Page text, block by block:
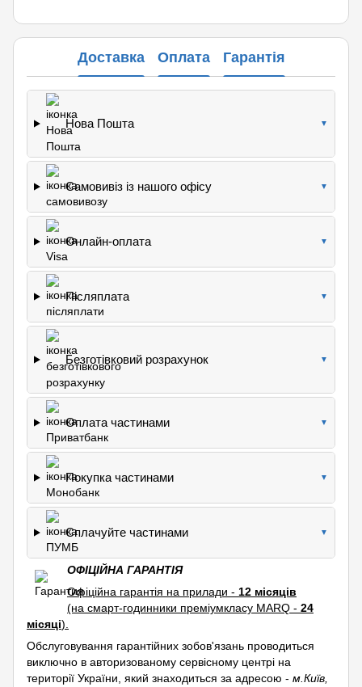
Доставка Оплата Гарантія
Нова Пошта ▼
Самовивіз із нашого офісу ▼
Онлайн-оплата ▼
Післяплата ▼
Безготівковий розрахунок ▼
Оплата частинами ▼
Покупка частинами ▼
Сплачуйте частинами ▼
ОФІЦІЙНА ГАРАНТІЯ
Офіційна гарантія на прилади - 12 місяців
(на смарт-годинники преміумкласу MARQ - 24
місяці).
Обслуговування гарантійних зобов'язань проводиться
виключно в авторизованому сервісному центрі на
території України, який знаходиться за адресою - м.Київ,